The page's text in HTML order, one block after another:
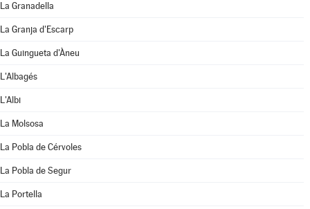
La Granadella
La Granja d'Escarp
La Guingueta d'Àneu
L'Albagés
L'Albi
La Molsosa
La Pobla de Cérvoles
La Pobla de Segur
La Portella